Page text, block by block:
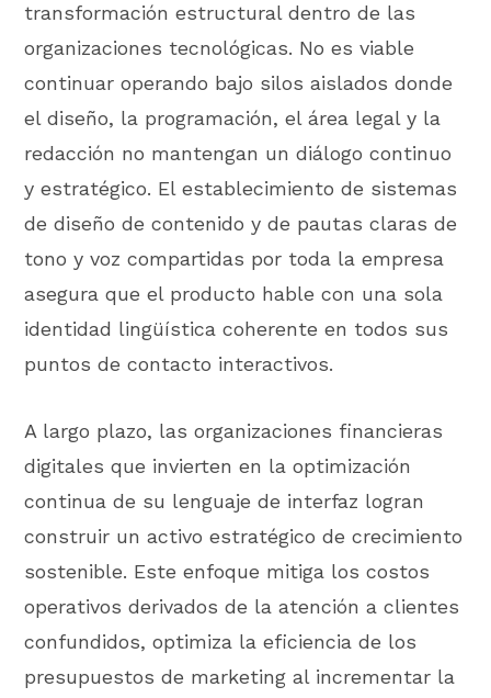
transformación estructural dentro de las
organizaciones tecnológicas. No es viable
continuar operando bajo silos aislados donde
el diseño, la programación, el área legal y la
redacción no mantengan un diálogo continuo
y estratégico. El establecimiento de sistemas
de diseño de contenido y de pautas claras de
tono y voz compartidas por toda la empresa
asegura que el producto hable con una sola
identidad lingüística coherente en todos sus
puntos de contacto interactivos.
A largo plazo, las organizaciones financieras
digitales que invierten en la optimización
continua de su lenguaje de interfaz logran
construir un activo estratégico de crecimiento
sostenible. Este enfoque mitiga los costos
operativos derivados de la atención a clientes
confundidos, optimiza la eficiencia de los
presupuestos de marketing al incrementar la